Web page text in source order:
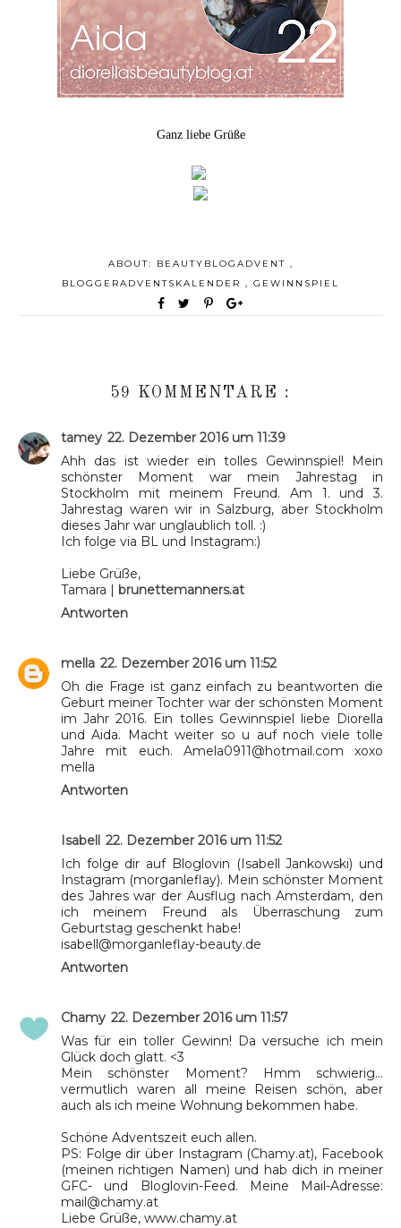
Ganz liebe Grüße
ABOUT: BEAUTYBLOGADVENT ,
BLOGGERADVENTSKALENDER , GEWINNSPIEL
59 KOMMENTARE :
tamey 22. Dezember 2016 um 11:39
Ahh das ist wieder ein tolles Gewinnspiel! Mein
schönster Moment war mein Jahrestag in
Stockholm mit meinem Freund. Am 1. und 3.
Jahrestag waren wir in Salzburg, aber Stockholm
dieses Jahr war unglaublich toll. :)
Ich folge via BL und Instagram:)
Liebe Grüße,
Tamara |
brunettemanners.at
Antworten
mella 22. Dezember 2016 um 11:52
Oh die Frage ist ganz einfach zu beantworten die
Geburt meiner Tochter war der schönsten Moment
im Jahr 2016. Ein tolles Gewinnspiel liebe Diorella
und Aida. Macht weiter so u auf noch viele tolle
Jahre mit euch. Amela0911@hotmail.com xoxo
mella
Antworten
Isabell
22. Dezember 2016 um 11:52
Ich folge dir auf Bloglovin (Isabell Jankowski) und
Instagram (morganleflay). Mein schönster Moment
des Jahres war der Ausflug nach Amsterdam, den
ich meinem Freund als Überraschung zum
Geburtstag geschenkt habe!
isabell@morganleflay-beauty.de
Antworten
Chamy 22. Dezember 2016 um 11:57
Was für ein toller Gewinn! Da versuche ich mein
Glück doch glatt. <3
Mein schönster Moment? Hmm schwierig...
vermutlich waren all meine Reisen schön, aber
auch als ich meine Wohnung bekommen habe.
Schöne Adventszeit euch allen.
PS: Folge dir über Instagram (Chamy.at), Facebook
(meinen richtigen Namen) und hab dich in meiner
GFC- und Bloglovin-Feed. Meine Mail-Adresse:
mail@chamy.at
Liebe Grüße, www.chamy.at